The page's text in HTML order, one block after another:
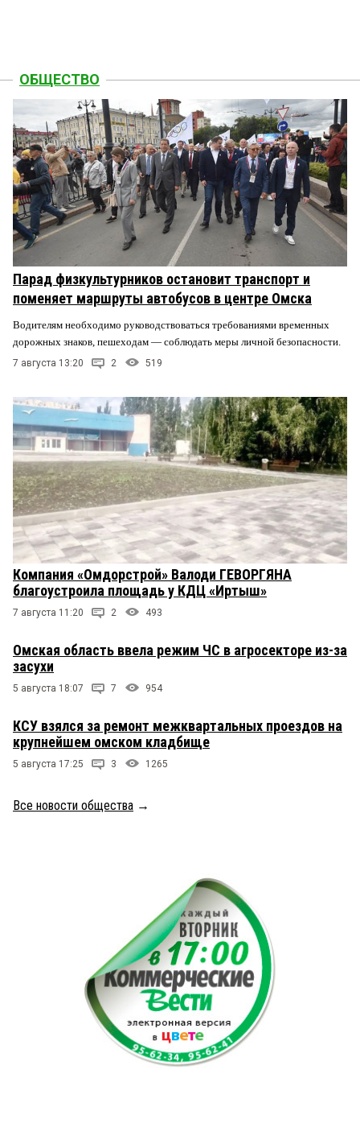
ОБЩЕСТВО
Парад физкультурников остановит транспорт и
поменяет маршруты автобусов в центре Омска
Водителям необходимо руководствоваться требованиями временных
дорожных знаков, пешеходам — соблюдать меры личной безопасности.
7 августа 13:20 2 519
Компания «Омдорстрой» Валоди ГЕВОРГЯНА
благоустроила площадь у КДЦ «Иртыш»
7 августа 11:20 2 493
Омская область ввела режим ЧС в агросекторе из-за
засухи
5 августа 18:07 7 954
КСУ взялся за ремонт межквартальных проездов на
крупнейшем омском кладбище
5 августа 17:25 3 1265
Все новости общества →